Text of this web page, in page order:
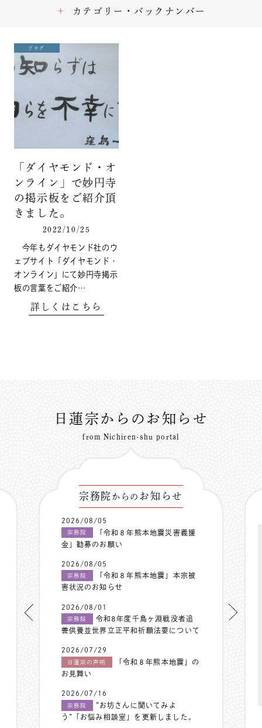
ブログ
「ダイヤモンド・オ
ンライン」で妙円寺
の掲示板をご紹介頂
きました。
2022/10/25
今年もダイヤモンド社のウ
ェブサイト「ダイヤモンド・
オンライン」にて妙円寺掲示
板の言葉をご紹介…
詳しくはこちら
カテゴリー・バックナンバー
日蓮宗からのお知らせ
from Nichiren-shu portal
宗務院 からの お知らせ
2026/08/05
宗務院
「令和８年熊本地震災害義援
金」勧募のお願い
2026/08/05
宗務院
「令和８年熊本地震」本宗被
害状況のお知らせ
2026/08/01
宗務院
令和8年度千鳥ヶ淵戦没者追
善供養並世界立正平和祈願法要について
2026/07/29
日蓮宗の声明
「令和８年熊本地震」の
お見舞い
2026/07/16
宗務院
”お坊さんに聞いてみよ
う”「お悩み相談室」を更新しました。